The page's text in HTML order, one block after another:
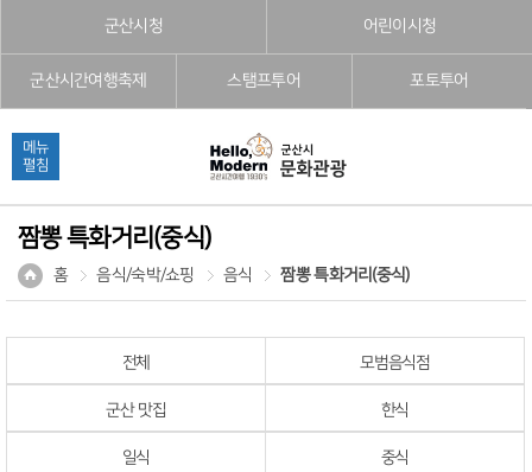
군산시청 어린이시청
군산시간여행축제 스탬프투어 포토투어
메뉴
펼침
짬뽕 특화거리(중식)
홈 음식/숙박/쇼핑 음식 짬뽕 특화거리(중식)
전체 모범음식점
군산 맛집 한식
일식 중식